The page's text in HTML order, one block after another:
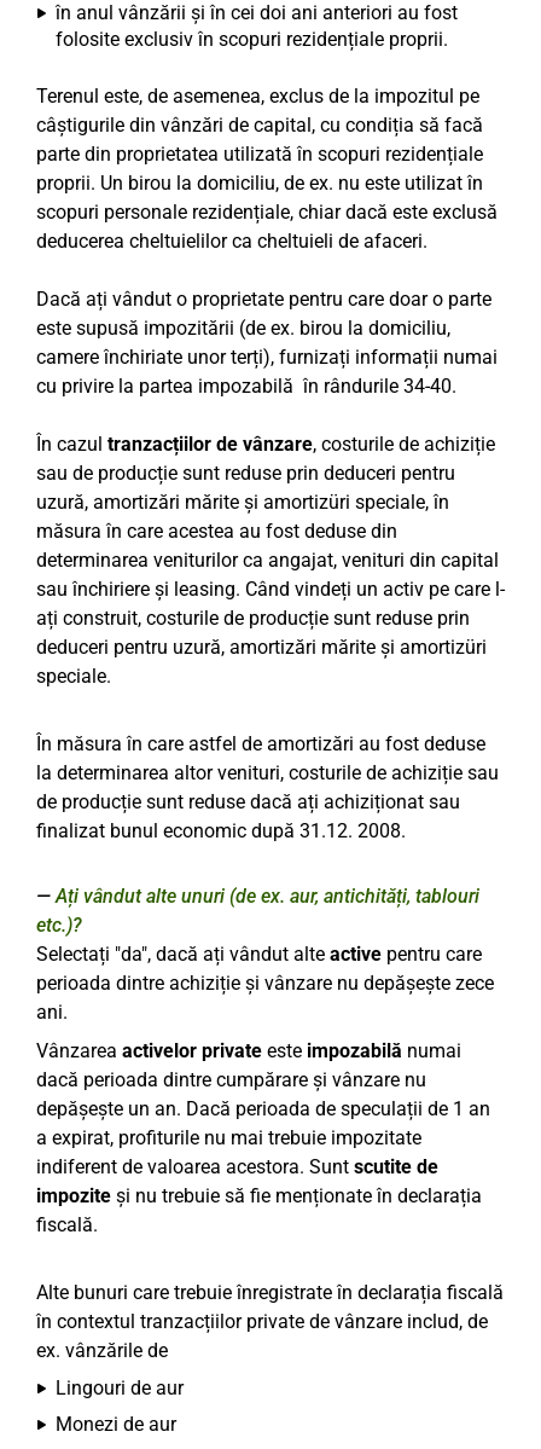
în anul vânzării și în cei doi ani anteriori au fost
folosite exclusiv în scopuri rezidențiale proprii.
Terenul este, de asemenea, exclus de la impozitul pe
câștigurile din vânzări de capital, cu condiția să facă
parte din proprietatea utilizată în scopuri rezidențiale
proprii. Un birou la domiciliu, de ex. nu este utilizat în
scopuri personale rezidențiale, chiar dacă este exclusă
deducerea cheltuielilor ca cheltuieli de afaceri.
Dacă ați vândut o proprietate pentru care doar o parte
este supusă impozitării (de ex. birou la domiciliu,
camere închiriate unor terți), furnizați informații numai
cu privire la partea impozabilă în rândurile 34-40.
În cazul tranzacțiilor de vânzare, costurile de achiziție
sau de producție sunt reduse prin deduceri pentru
uzură, amortizări mărite și amortizüri speciale, în
măsura în care acestea au fost deduse din
determinarea veniturilor ca angajat, venituri din capital
sau închiriere și leasing. Când vindeți un activ pe care l-
ați construit, costurile de producție sunt reduse prin
deduceri pentru uzură, amortizări mărite și amortizüri
speciale.
În măsura în care astfel de amortizări au fost deduse
la determinarea altor venituri, costurile de achiziție sau
de producție sunt reduse dacă ați achiziționat sau
finalizat bunul economic după 31.12. 2008.
Ați vândut alte unuri (de ex. aur, antichități, tablouri
etc.)?
Selectați "da", dacă ați vândut alte active pentru care
perioada dintre achiziție și vânzare nu depășește zece
ani.
Vânzarea activelor private este impozabilă numai
dacă perioada dintre cumpărare și vânzare nu
depășește un an. Dacă perioada de speculații de 1 an
a expirat, profiturile nu mai trebuie impozitate
indiferent de valoarea acestora. Sunt scutite de
impozite și nu trebuie să fie menționate în declarația
fiscală.
Alte bunuri care trebuie înregistrate în declarația fiscală
în contextul tranzacțiilor private de vânzare includ, de
ex. vânzările de
Lingouri de aur
Monezi de aur